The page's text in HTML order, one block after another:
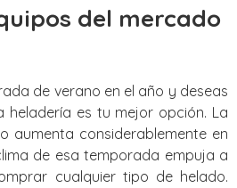
del mercado
de verano en el año y deseas
heladería es tu mejor opción. La
aumenta considerablemente en
de esa temporada empuja a
cualquier tipo de helado.